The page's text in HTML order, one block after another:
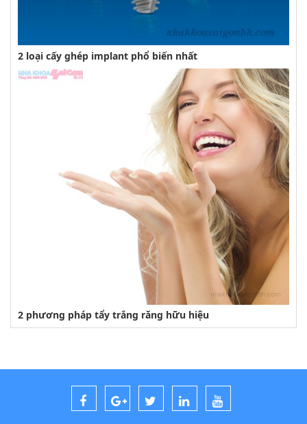
2 loại cấy ghép implant phổ biến nhất
2 phương pháp tẩy trắng răng hữu hiệu